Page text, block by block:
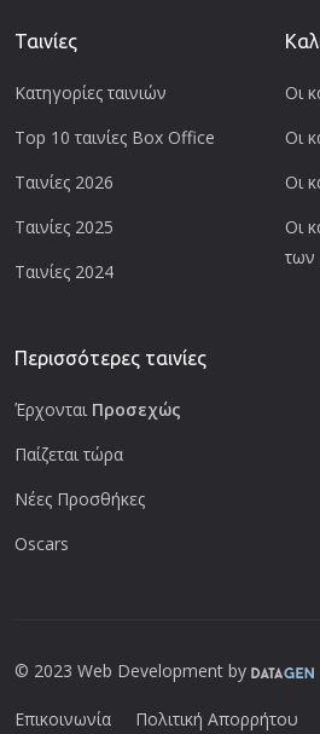
Ταινίες
Κατηγορίες ταινιών
Top 10 ταινίες Box Office
Ταινίες 2026
Ταινίες 2025
Ταινίες 2024
Οι
Οι
Οι
Οι
των
Περισσότερες ταινίες
Έρχονται Προσεχώς
Παίζεται τώρα
Νέες Προσθήκες
Oscars
© 2023 Web Development by
Επικοινωνία Πολιτική Απορρήτου